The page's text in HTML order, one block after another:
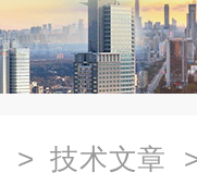
> 技术文章